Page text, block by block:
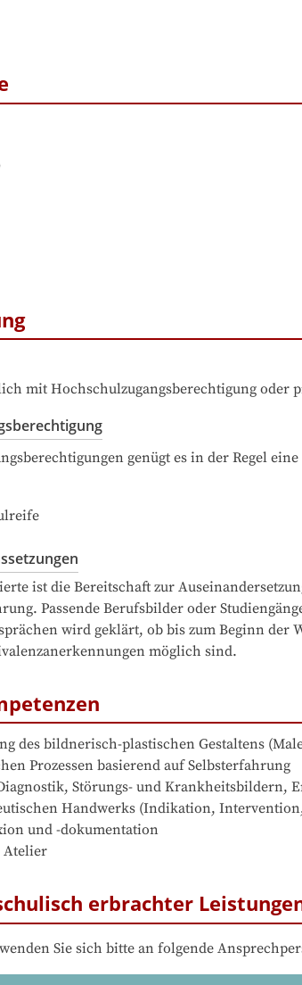
mit Hochschulzugangsberechtigung
genügt es in der Regel
ist die Bereitschaft zur
Passende Berufsbilder oder
wird geklärt, ob bis zum Beginn
möglich sind.
Atelier
erbrachter
Sie sich bitte an folgende